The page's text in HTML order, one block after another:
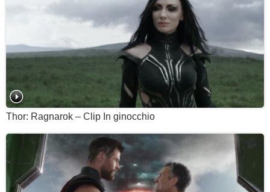
Thor: Ragnarok – Clip In ginocchio